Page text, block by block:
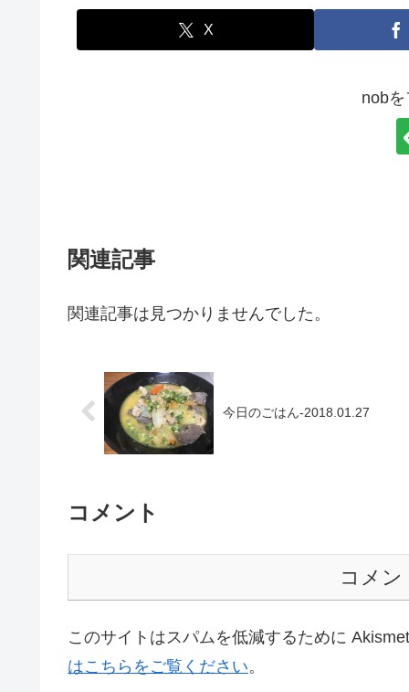
X
nob
関連記事
関連記事は見つかりませんでした。
今日のごはん-2018.01.27
コメント
コメン
このサイトはスパムを低減するために
はこちらをご覧ください。